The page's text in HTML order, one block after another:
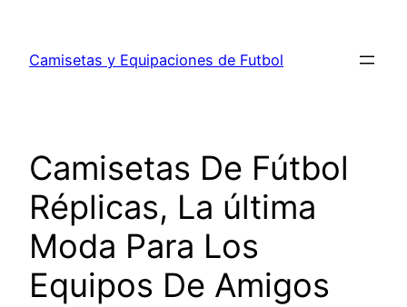
contenido
Camisetas y Equipaciones de Futbol
Camisetas De Fútbol
Réplicas, La última
Moda Para Los
Equipos De Amigos